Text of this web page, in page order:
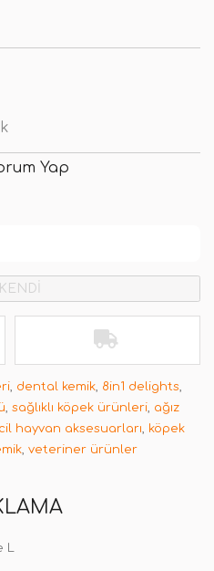
Yap
, dental kemik, 8in1 delights,
, sağlıklı köpek ürünleri, ağız
hayvan aksesuarları, köpek
, veteriner ürünler
L